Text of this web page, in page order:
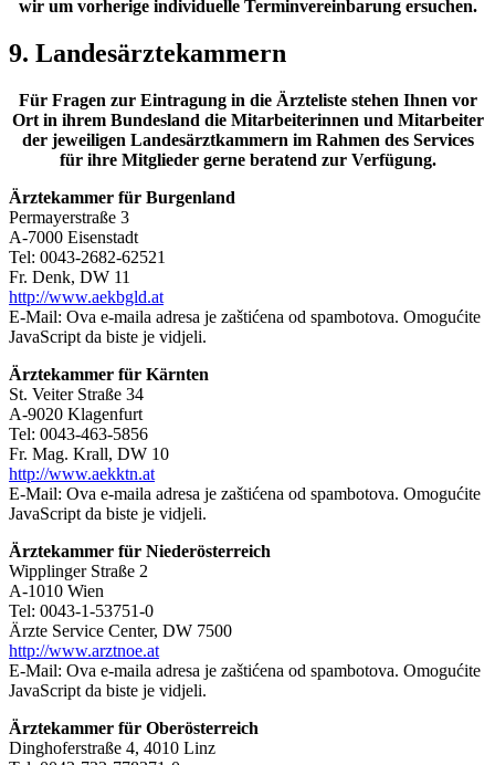
wir um vorherige individuelle Terminvereinbarung ersuchen.
9. Landesärztekammern
Für Fragen zur Eintragung in die Ärzteliste stehen Ihnen vor
Ort in ihrem Bundesland die Mitarbeiterinnen und Mitarbeiter
der jeweiligen Landesärztkammern im Rahmen des Services
für ihre Mitglieder gerne beratend zur Verfügung.
Ärztekammer für Burgenland
Permayerstraße 3
A-7000 Eisenstadt
Tel: 0043-2682-62521
Fr. Denk, DW 11
http://www.aekbgld.at
E-Mail: Ova e-maila adresa je zaštićena od spambotova. Omogućite
JavaScript da biste je vidjeli.
Ärztekammer für Kärnten
St. Veiter Straße 34
A-9020 Klagenfurt
Tel: 0043-463-5856
Fr. Mag. Krall, DW 10
http://www.aekktn.at
E-Mail: Ova e-maila adresa je zaštićena od spambotova. Omogućite
JavaScript da biste je vidjeli.
Ärztekammer für Niederösterreich
Wipplinger Straße 2
A-1010 Wien
Tel: 0043-1-53751-0
Ärzte Service Center, DW 7500
http://www.arztnoe.at
E-Mail: Ova e-maila adresa je zaštićena od spambotova. Omogućite
JavaScript da biste je vidjeli.
Ärztekammer für Oberösterreich
Dinghoferstraße 4, 4010 Linz